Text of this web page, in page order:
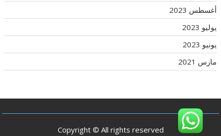
أغسطس 2023
يوليو 2023
يونيو 2023
مارس 2021
Copyright © All rights reserved